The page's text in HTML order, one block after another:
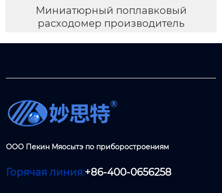
Миниатюрный поплавковый
расходомер производитель
ООО Пекин Мяосытэ по приборостроениям
Горячая линия:+86-400-0656258